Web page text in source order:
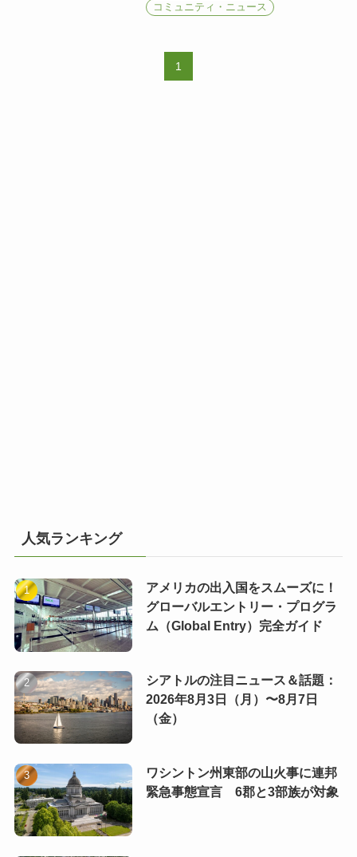
コミュニティ・ニュース
1
人気ランキング
アメリカの出入国をスムーズに！
グローバルエントリー・プログラ
ム（Global Entry）完全ガイド
シアトルの注目ニュース＆話題：
2026年8月3日（月）〜8月7日
（金）
ワシントン州東部の山火事に連邦
緊急事態宣言 6郡と3部族が対象